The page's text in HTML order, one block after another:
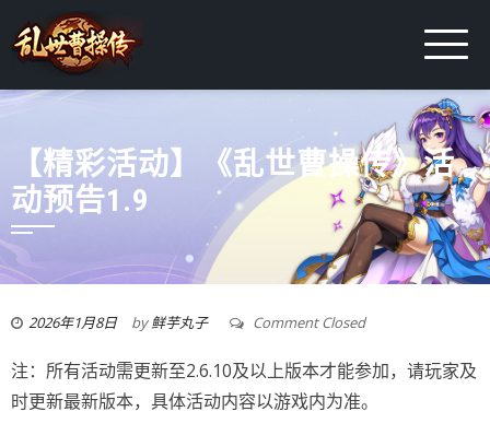
【精彩活动】《乱世曹操传》活
动预告1.9
2026年1月8日 by鲜芋丸子 Comment Closed
注：所有活动需更新至2.6.10及以上版本才能参加，请玩家及
时更新最新版本，具体活动内容以游戏内为准。